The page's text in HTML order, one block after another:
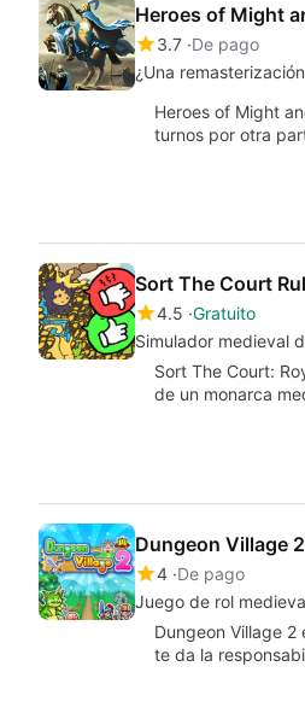
Heroes of Might
3.7 De pago
¿Una
Heroes of Might
turnos por otra
Sort The Court
4.5 Gratuito
Simulador medieval
Sort The Court:
de un monarca
Dungeon Village 2
4 De pago
Juego de rol
Dungeon Village
te da la